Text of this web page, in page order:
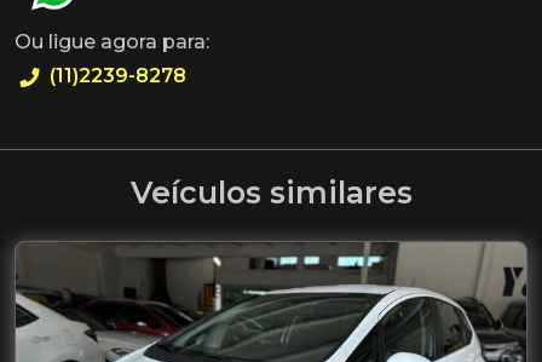
Ou ligue agora para:
(11)2239-8278
Veículos similares